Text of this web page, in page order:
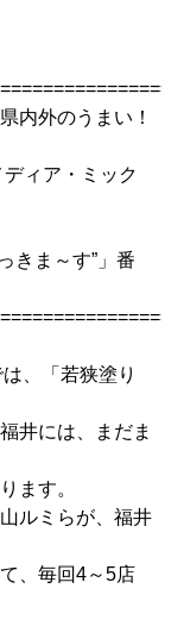
内外のうまい！
ア・ミック
ま～す”」番
、「若狭塗り
井には、まだま
ます。
ルミらが、福井
、毎回4～5店